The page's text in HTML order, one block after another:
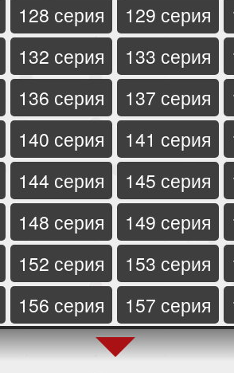
128 серия 129 серия
132 серия 133 серия
136 серия 137 серия
140 серия 141 серия
144 серия 145 серия
148 серия 149 серия
152 серия 153 серия
156 серия 157 серия
160 серия 161 серия